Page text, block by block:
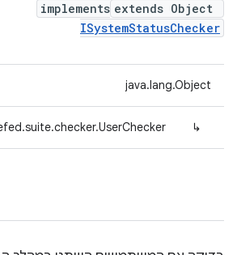
extends Object
implements
ISystemStatusChecker
java.lang.Object
↳